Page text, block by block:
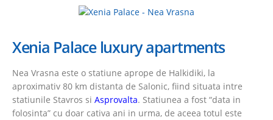
Xenia Palace luxury apartments
Nea Vrasna este o statiune aprope de Halkidiki, la
aproximativ 80 km distanta de Salonic, fiind situata intre
statiunile Stavros si Asprovalta. Statiunea a fost “data in
folosinta” cu doar cativa ani in urma, de aceea totul este